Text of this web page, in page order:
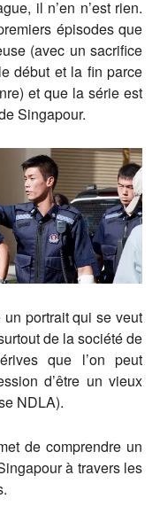
il n’en n’est rien.
épisodes que
(avec un sacrifice
début et la fin parce
et que la série est
Singapour.
portrait qui se veut
de la société de
que l’on peut
d’être un vieux
NDLA).
de comprendre un
à travers les